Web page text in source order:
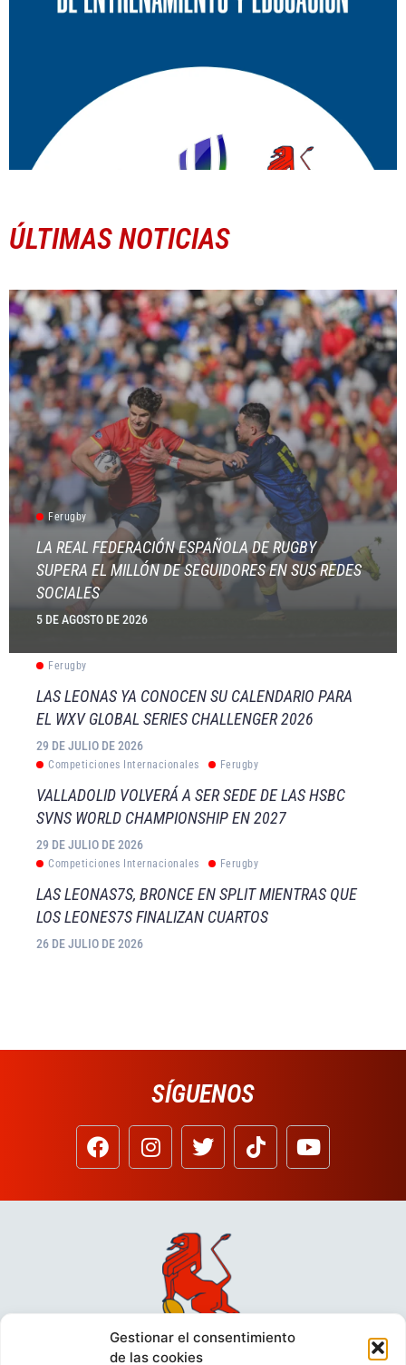
Gestionar el consentimiento
de las cookies
ÚLTIMAS NOTICIAS
Ferugby
LA REAL FEDERACIÓN ESPAÑOLA DE RUGBY
SUPERA EL MILLÓN DE SEGUIDORES EN SUS REDES
SOCIALES
5 DE AGOSTO DE 2026
Ferugby
LAS LEONAS YA CONOCEN SU CALENDARIO PARA
EL WXV GLOBAL SERIES CHALLENGER 2026
29 DE JULIO DE 2026
Competiciones Internacionales Ferugby
VALLADOLID VOLVERÁ A SER SEDE DE LAS HSBC
SVNS WORLD CHAMPIONSHIP EN 2027
29 DE JULIO DE 2026
Competiciones Internacionales Ferugby
LAS LEONAS7S, BRONCE EN SPLIT MIENTRAS QUE
LOS LEONES7S FINALIZAN CUARTOS
26 DE JULIO DE 2026
SÍGUENOS